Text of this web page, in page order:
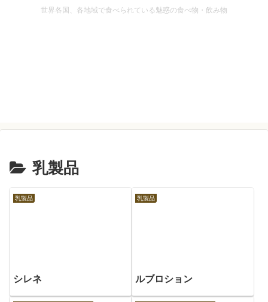
世界各国、各地域で食べられている魅惑の食べ物・飲み物
乳製品
乳製品
シレネ
乳製品
ルブロション